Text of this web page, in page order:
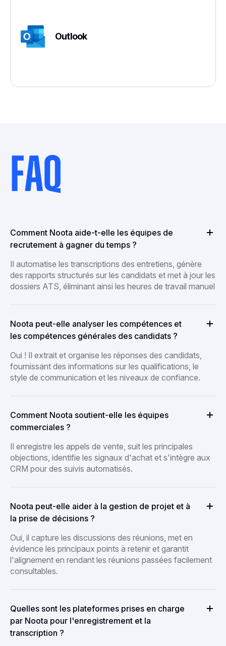
Outlook
FAQ
Comment Noota aide-t-elle les équipes de
recrutement à gagner du temps ?
Il automatise les transcriptions des entretiens, génère
des rapports structurés sur les candidats et met à jour les
dossiers ATS, éliminant ainsi les heures de travail manuel
Noota peut-elle analyser les compétences et
les compétences générales des candidats ?
Oui ! Il extrait et organise les réponses des candidats,
fournissant des informations sur les qualifications, le
style de communication et les niveaux de confiance.
Comment Noota soutient-elle les équipes
commerciales ?
Il enregistre les appels de vente, suit les principales
objections, identifie les signaux d'achat et s'intègre aux
CRM pour des suivis automatisés.
Noota peut-elle aider à la gestion de projet et à
la prise de décisions ?
Oui, il capture les discussions des réunions, met en
évidence les principaux points à retenir et garantit
l'alignement en rendant les réunions passées facilement
consultables.
Quelles sont les plateformes prises en charge
par Noota pour l'enregistrement et la
transcription ?